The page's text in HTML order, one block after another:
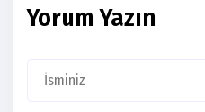
Yorum Yazın